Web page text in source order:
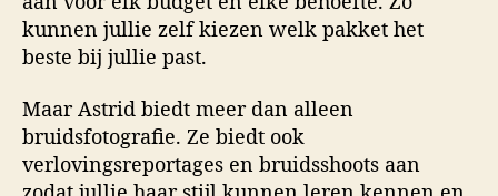
kunnen jullie zelf kiezen welk pakket het
beste bij jullie past.
Maar Astrid biedt meer dan alleen
bruidsfotografie. Ze biedt ook
verlovingsreportages en bruidsshoots aan